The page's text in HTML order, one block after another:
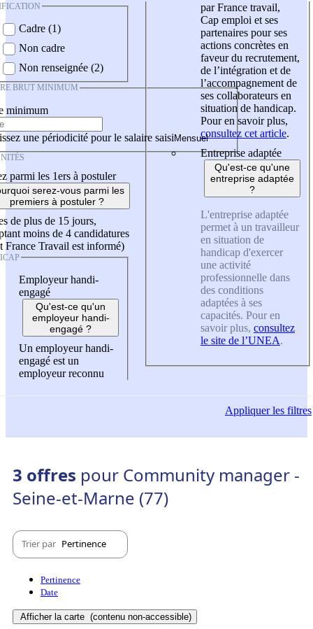
Cadre (1)
Non cadre
Non renseignée (2)
BRUT MINIMUM
minimum
une périodicité pour le salaire saisi
parmi les 1ers à postuler
serez-vous parmi les
premiers à postuler ?
de plus de 15 jours,
moins de 4 candidatures
France Travail est informé)
Employeur handi-
engagé
Qu'est-ce qu'un
employeur handi-
engagé ?
Un employeur handi-
engagé est un
employeur reconnu
par France travail,
Cap emploi et ses
partenaires pour ses
actions concrètes en
faveur du recrutement,
de l’intégration et de
l’accompagnement de
ses collaborateurs en
situation de handicap.
Pour en savoir plus,
consultez cet article.
Entreprise adaptée
Qu'est-ce qu'une
entreprise adaptée
?
L'entreprise adaptée
permet à un travailleur
en situation de
handicap d'exercer
une activité
professionnelle dans
des conditions
adaptées à ses
capacités. Pour en
savoir plus, consultez
le site de l’UNEA.
Appliquerles filtres
3 offres pour Community manager -
Seine-et-Marne (77)
Trier par Pertinence
Pertinence
Date
Afficher la carte (contenu non-accessible)